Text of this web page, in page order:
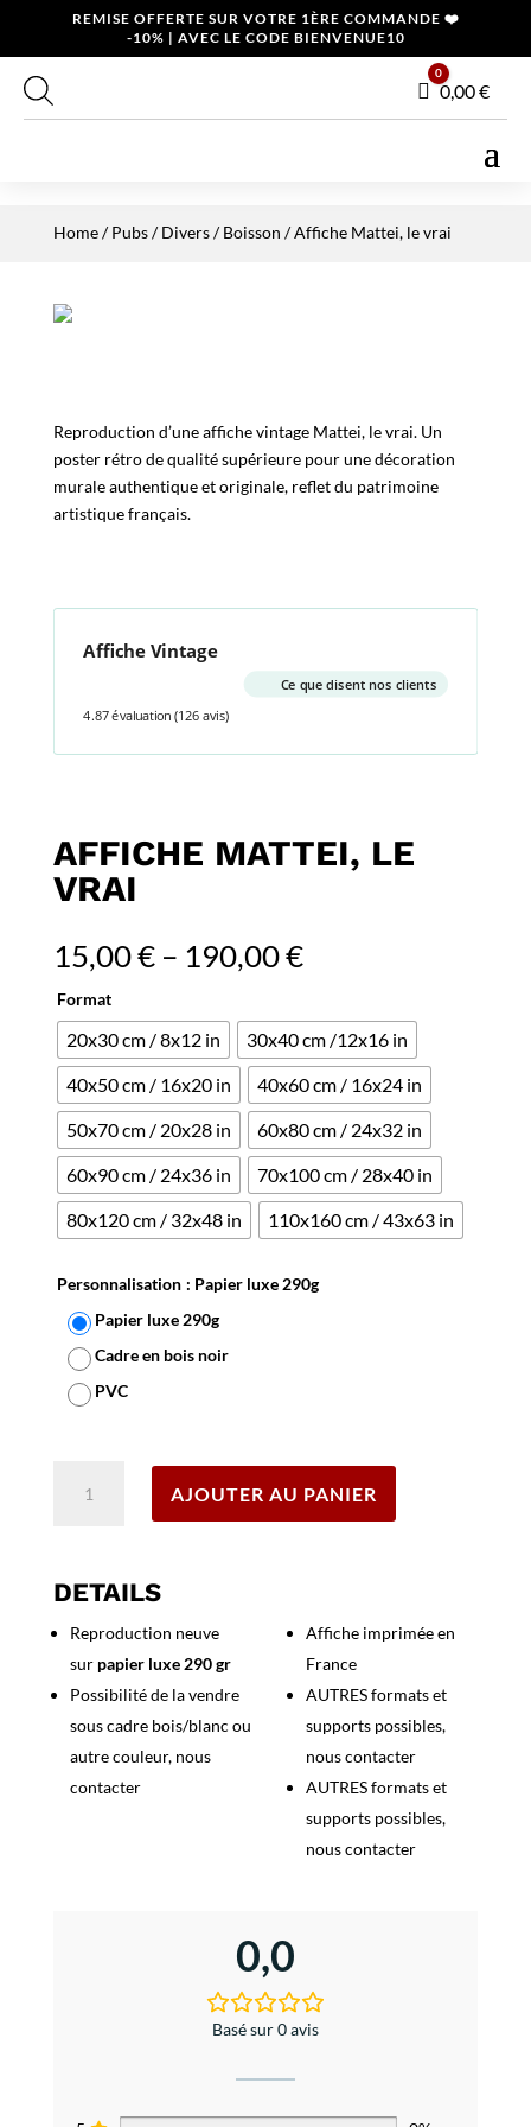
REMISE OFFERTE SUR VOTRE 1ÈRE COMMANDE ❤️
-10% | AVEC LE CODE BIENVENUE10
Panier
0
0,00€
Home/Pubs / Divers/Boisson / Affiche Mattei, le vrai
Reproduction d’une affiche vintage Mattei, le vrai. Un
poster rétro de qualité supérieure pour une décoration
murale authentique et originale, reflet du patrimoine
artistique français.
Affiche Vintage
Ce que disent nos clients
4.87 évaluation (126 avis)
AFFICHE MATTEI, LE
VRAI
15,00€– 190,00€
Format
20x30 cm / 8x12 in
30x40 cm /12x16 in
40x50 cm / 16x20 in
40x60 cm / 16x24 in
50x70 cm / 20x28 in
60x80 cm / 24x32 in
60x90 cm / 24x36 in
70x100 cm / 28x40 in
80x120 cm / 32x48 in
110x160 cm / 43x63 in
Personnalisation : Papier luxe 290g
Papier luxe 290g
Cadre en bois noir
PVC
le
AJOUTER AU PANIER
DETAILS
Reproduction neuve
sur papier luxe 290 gr
Possibilité de la vendre
sous cadre bois/blanc ou
autre couleur, nous
contacter
Affiche imprimée en
France
AUTRES formats et
supports possibles,
nous contacter
AUTRES formats et
supports possibles,
nous contacter
0,0
Basé sur 0 avis